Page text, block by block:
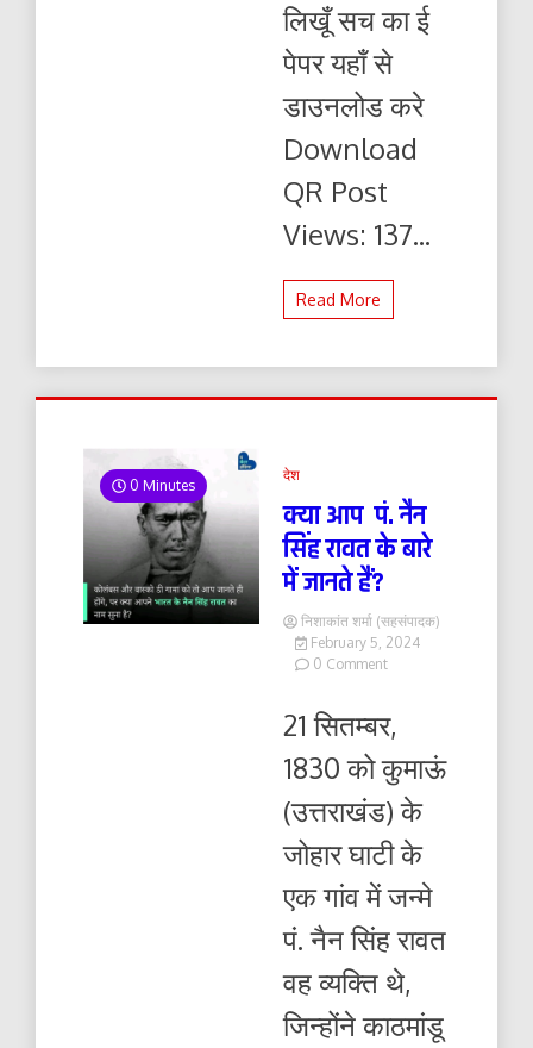
सच
04.02.2024
ई-
पेपर
यहाँ
पढ़ें
डाउनलोड
लिखूँ सच का ई
पेपर यहाँ से
डाउनलोड करे
Download
QR Post
Views: 137...
Read More
0 Minutes
देश
क्या आप पं. नैन
सिंह रावत के बारे
में जानते हैं?
निशाकांत शर्मा (सहसंपादक)
February 5, 2024
0 Commenton
पं.
सिंह
रावत
के
हैं?
21 सितम्बर,
1830 को कुमाऊं
(उत्तराखंड) के
जोहार घाटी के
एक गांव में जन्मे
पं. नैन सिंह रावत
वह व्यक्ति थे,
जिन्होंने काठमांडू